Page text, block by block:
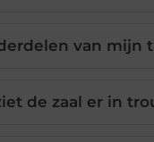
van mijn
de zaal er in